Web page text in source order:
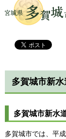
多賀城市
多賀城市新
多賀城市新水
多賀城市では、平